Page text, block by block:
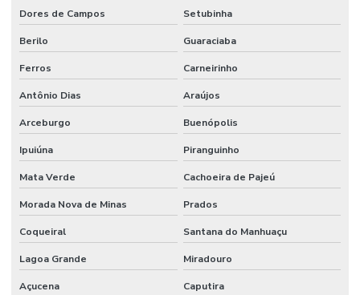
Dores de Campos Setubinha
Berilo Guaraciaba
Ferros Carneirinho
Antônio Dias Araújos
Arceburgo Buenópolis
Ipuiúna Piranguinho
Mata Verde Cachoeira de Pajeú
Morada Nova de Minas Prados
Coqueiral Santana do Manhuaçu
Lagoa Grande Miradouro
Açucena Caputira